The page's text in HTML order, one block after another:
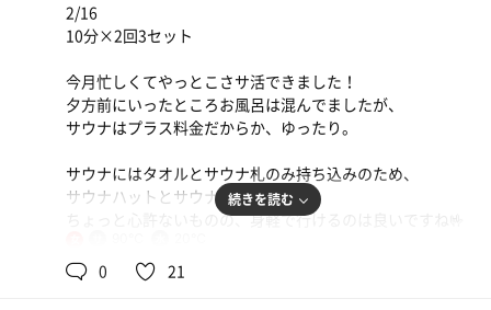
2/16
10分×2回3セット
今月忙しくてやっとこさサ活できました！
夕方前にいったところお風呂は混んでましたが、
サウナはプラス料金だからか、ゆったり。
サウナにはタオルとサウナ札のみ持ち込みのため、
サウナハットとサウナハットはNG
ちょっと心許ないものの、身軽で行けるのは良いですね🤟
温泉は熱湯とぬる湯で温冷交代浴ができるとのこと
お風呂場に12分計があったのは珍しかったです🕰️
続きを読む
0 21